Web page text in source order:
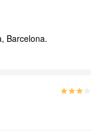
Barcelona.